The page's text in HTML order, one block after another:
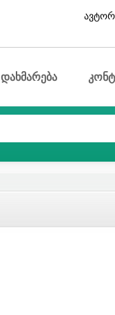
დახმარება